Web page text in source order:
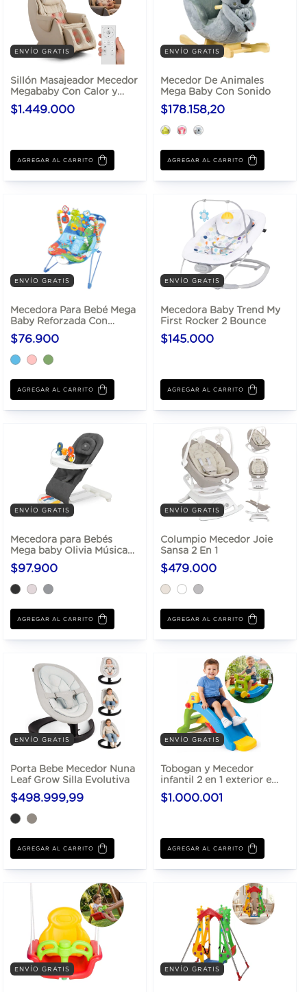
ENVÍO GRATIS
Sillón Masajeador Mecedor
Megababy Con Calor y
Control Remoto
$1.449.000
AGREGAR AL CARRITO
ENVÍO GRATIS
Mecedor De Animales
Mega Baby Con Sonido
$178.158,20
AGREGAR AL CARRITO
ENVÍO GRATIS
Mecedora Para Bebé Mega
Baby Reforzada Con
Vibración
$76.900
AGREGAR AL CARRITO
ENVÍO GRATIS
Mecedora Baby Trend My
First Rocker 2 Bounce
$145.000
ENVÍO GRATIS
Mecedora para Bebés
Mega baby Olivia Música
Reclinable
$97.900
AGREGAR AL CARRITO
ENVÍO GRATIS
Columpio Mecedor Joie
Sansa 2 En 1
$479.000
AGREGAR AL CARRITO
ENVÍO GRATIS
Porta Bebe Mecedor Nuna
Leaf Grow Silla Evolutiva
$498.999,99
AGREGAR AL CARRITO
ENVÍO GRATIS
Tobogan y Mecedor
infantil 2 en 1 exterior e
interior 1.83x 48x50
$1.000.001
ENVÍO GRATIS ENVÍO GRATIS